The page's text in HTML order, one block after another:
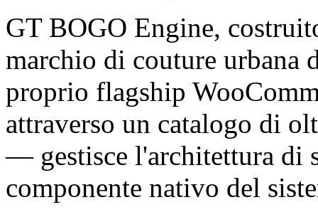
GT BOGO Engine,
marchio di couture urbana
proprio flagship
attraverso un catalogo di
— gestisce l'architettura di
componente nativo del